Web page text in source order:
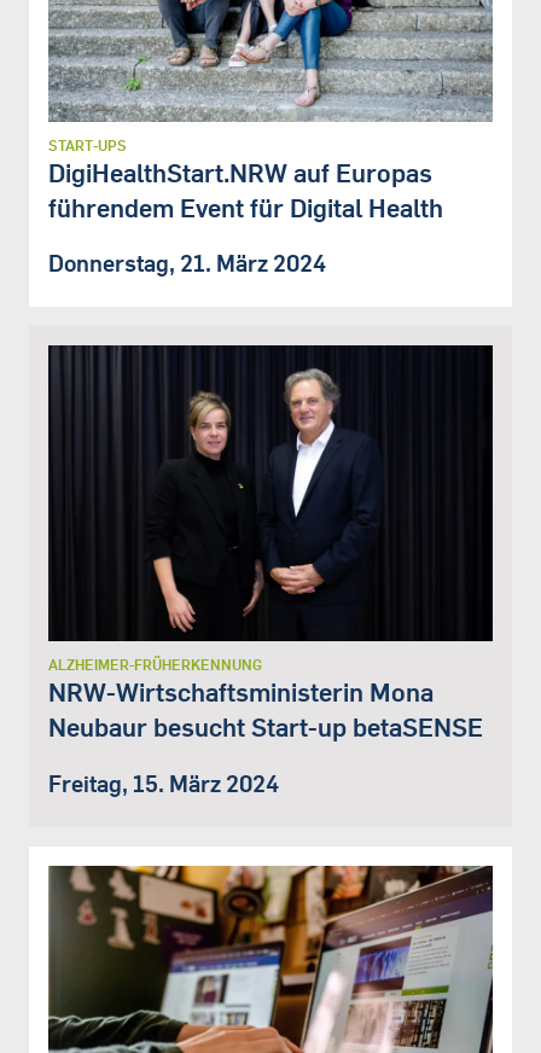
START-UPS
DigiHealthStart.NRW auf Europas
führendem Event für Digital Health
Donnerstag, 21. März 2024
ALZHEIMER-FRÜHERKENNUNG
NRW-Wirtschaftsministerin Mona
Neubaur besucht Start-up betaSENSE
Freitag, 15. März 2024